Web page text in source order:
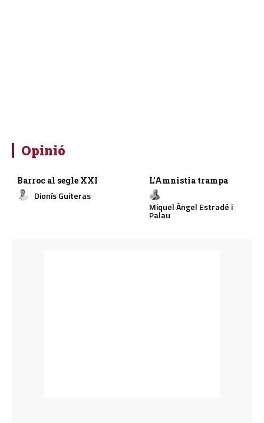
Opinió
Barroc al segle XXI
Dionís Guiteras
L’Amnistia trampa
Miquel Àngel Estradé i
Palau